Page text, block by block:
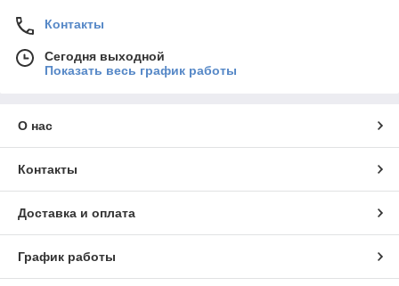
Контакты
Сегодня выходной
Показать весь график работы
О нас
Контакты
Доставка и оплата
График работы